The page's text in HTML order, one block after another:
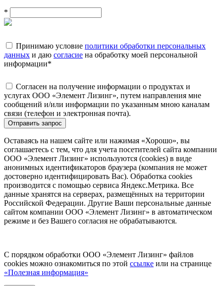
*
Принимаю условие политики обработки персональных
данных и даю согласие на обработку моей персональной
информации*
Согласен на получение информации о продуктах и
услугах ООО «Элемент Лизинг», путем направления мне
сообщений и/или информации по указанным мною каналам
связи (телефон и электронная почта).
Отправить запрос
Оставаясь на нашем сайте или нажимая «Хорошо», вы
соглашаетесь с тем, что для учета посетителей сайта компании
ООО «Элемент Лизинг» используются (cookies) в виде
анонимных идентификаторов браузера (компания не может
достоверно идентифицировать Вас). Обработка cookies
производится с помощью сервиса Яндекс.Метрика. Все
данные хранятся на серверах, размещённых на территории
Российской Федерации. Другие Ваши персональные данные
сайтом компании ООО «Элемент Лизинг» в автоматическом
режиме и без Вашего согласия не обрабатываются.
С порядком обработки ООО «Элемент Лизинг» файлов
cookies можно ознакомиться по этой ссылке или на странице
«Полезная информация»